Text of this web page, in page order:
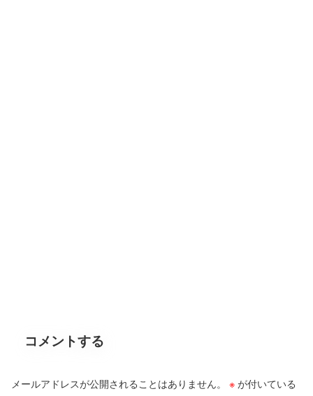
コメントする
メールアドレスが公開されることはありません。 ※が付いている